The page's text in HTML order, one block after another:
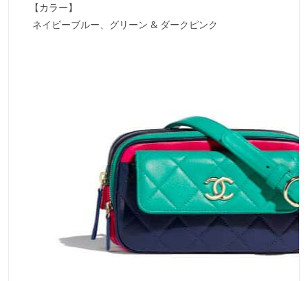
【カラー】
ネイビーブルー、グリーン & ダークピンク